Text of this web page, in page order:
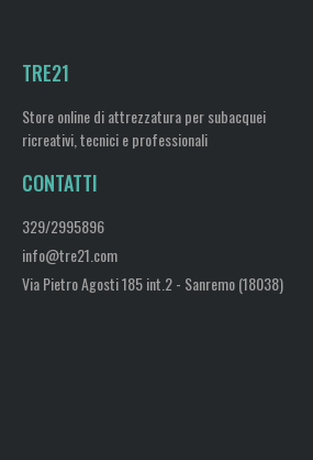
TRE21
Store online di attrezzatura per subacquei
ricreativi, tecnici e professionali
CONTATTI
329/2995896
info@tre21.com
Via Pietro Agosti 185 int.2 - Sanremo (18038)